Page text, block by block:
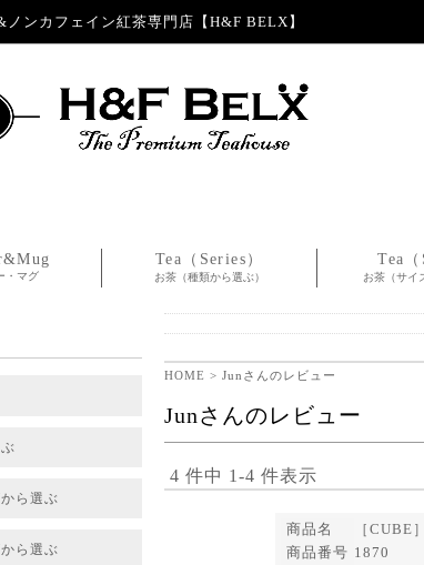
ノンカフェイン紅茶専門店【H&F BELX】
・マグ
Tea（Series）
お茶（種類から選ぶ）
Tea（
お茶（サイ
ら選ぶ
ら選ぶ
HOME > Junさんのレビュー
Junさんのレビュー
4 件中 1-4 件表示
商品名
［CUBE
商品番号 1870